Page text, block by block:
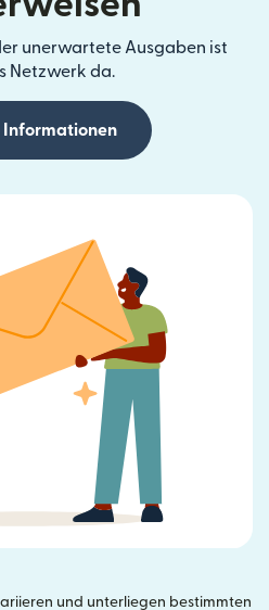
unerwartete Ausgaben ist
Netzwerk da.
Informationen
und unterliegen bestimmten